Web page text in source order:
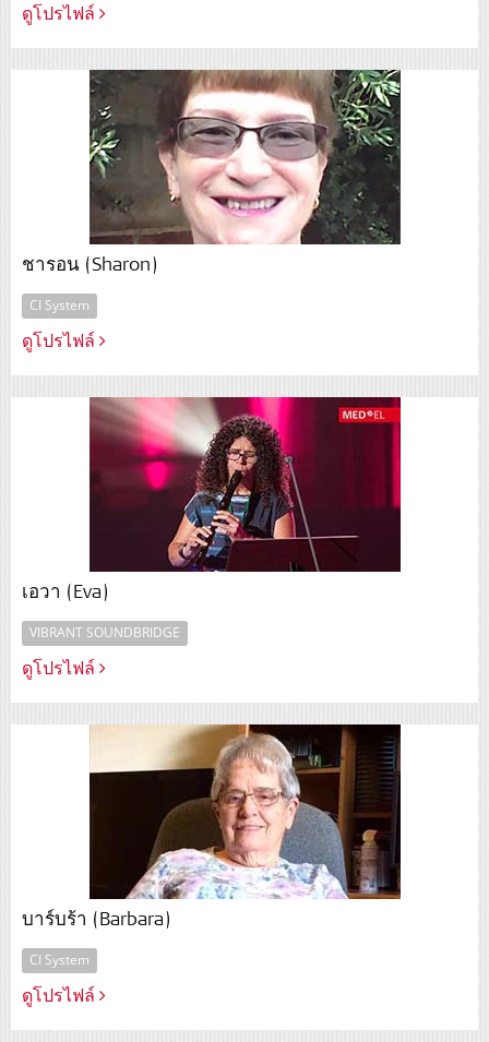
ดูโปรไฟล์
ชารอน (Sharon)
CI System
ดูโปรไฟล์
เอวา (Eva)
VIBRANT SOUNDBRIDGE
ดูโปรไฟล์
บาร์บร้า (Barbara)
CI System
ดูโปรไฟล์